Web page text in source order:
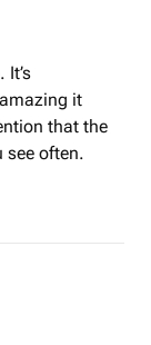
It’s
it
that the
see often.